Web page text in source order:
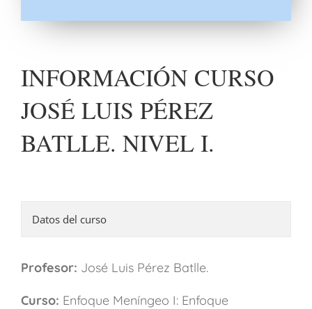
INFORMACIÓN CURSO
JOSÉ LUIS PÉREZ
BATLLE. NIVEL I.
Datos del curso
Profesor: José Luis Pérez Batlle.
Curso: Enfoque Meníngeo I: Enfoque